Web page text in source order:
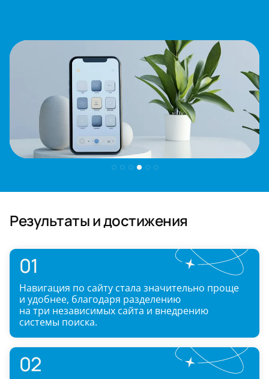
Результаты и достижения
01
Навигация по сайту стала значительно проще
и удобнее, благодаря разделению
на три независимых сайта и внедрению
системы поиска.
02